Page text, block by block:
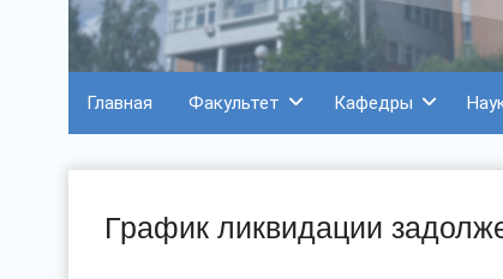
Главная Факультет Кафедры
График ликвидации